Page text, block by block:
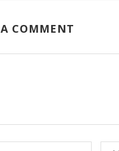
COMMENT